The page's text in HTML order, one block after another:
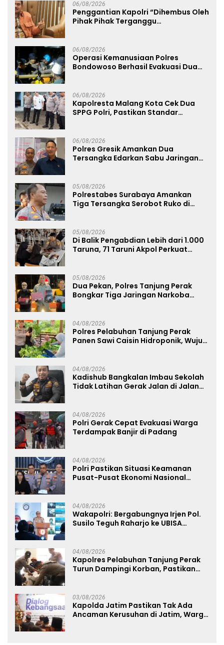
06/08/2026
Penggantian Kapolri “Dihembus Oleh
Pihak Pihak Terganggu
06/08/2026
Operasi Kemanusiaan Polres
Bondowoso Berhasil Evakuasi Dua
06/08/2026
Kapolresta Malang Kota Cek Dua
SPPG Polri, Pastikan Standar
06/08/2026
Polres Gresik Amankan Dua
Tersangka Edarkan Sabu Jaringan
05/08/2026
Polrestabes Surabaya Amankan
Tiga Tersangka Serobot Ruko di
05/08/2026
Di Balik Pengabdian Lebih dari 1.000
Taruna, 71 Taruni Akpol Perkuat
05/08/2026
Dua Pekan, Polres Tanjung Perak
Bongkar Tiga Jaringan Narkoba
04/08/2026
Polres Pelabuhan Tanjung Perak
Panen Sawi Caisin Hidroponik, Wujud
04/08/2026
Kadishub Bangkalan Imbau Sekolah
Tidak Latihan Gerak Jalan di Jalan
04/08/2026
Polri Gerak Cepat Evakuasi Warga
Terdampak Banjir di Padang
04/08/2026
Polri Pastikan Situasi Keamanan
Pusat-Pusat Ekonomi Nasional
04/08/2026
Wakapolri: Bergabungnya Irjen Pol.
Susilo Teguh Raharjo ke UBISA
04/08/2026
Kapolres Pelabuhan Tanjung Perak
Turun Dampingi Korban, Pastikan
03/08/2026
Kapolda Jatim Pastikan Tak Ada
Ancaman Kerusuhan di Jatim, Warga